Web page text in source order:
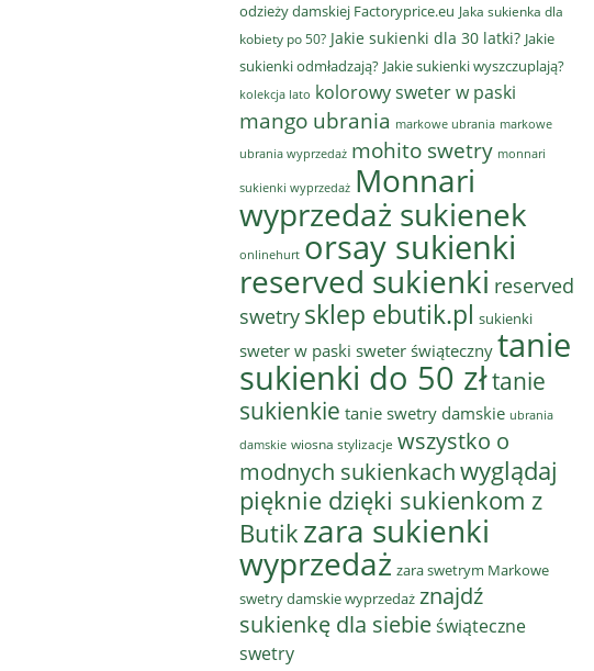
odzieży damskiej Factoryprice.eu Jaka sukienka dla
kobiety po 50? Jakie sukienki dla 30 latki? Jakie
sukienki odmładzają? Jakie sukienki wyszczuplają?
kolekcja lato kolorowy sweter w paski
mango ubrania markowe ubrania markowe
ubrania wyprzedaż mohito swetry monnari
sukienki wyprzedaż Monnari
wyprzedaż sukienek
onlinehurt orsay sukienki
reserved sukienki reserved
swetry sklep ebutik.pl sukienki
sweter w paski sweter świątecznytanie
sukienki do 50 złtanie
sukienkie tanie swetry damskie ubrania
damskie wiosna stylizacje wszystko o
modnych sukienkachwyglądaj
pięknie dzięki sukienkom z
Butik zara sukienki
wyprzedaż zara swetrym Markowe
swetry damskie wyprzedaż znajdź
sukienkę dla siebieświąteczne
swetry